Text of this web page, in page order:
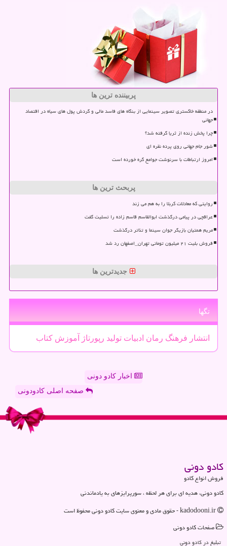
پربیننده ترین ها
در منطقه خاکستری تصویر سینمایی از بنگاه های فاسد مالی و گردش پول های سیاه در اقتصاد
جهانی
چرا پخش زنده از ثریا گرفته شد؟
شور جام جهانی روی پرده نقره ای
امروز ارتباطات با سرنوشت جوامع گره خورده است
پربحث ترین ها
روایتی که معادلات کربلا را به هم می زند
عراقچی در پیامی درگذشت ابوالقاسم قاسم زاده را تسلیت گفت
مریم همتیان بازیگر جوان سینما و تئاتر درگذشت
فروش بلیت ۲۱ میلیون تومانی تهران_اصفهان رد شد
جدیدترین ها
تگها
انتشار فرهنگ رمان ادبیات تولید رپورتاژ آموزش كتاب
اخبار کادو دونی
صفحه اصلی کادودونی
كادو دونی
فروش انواع کادو
کادو دونی، هدیه ای برای هر لحظه ، سورپرایزهای به یادماندنی
صفحات كادو دونی
تبلیغ در كادو دونی